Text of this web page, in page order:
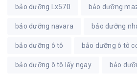
bảo dưỡng Lx570 bảo dưỡng
bảo dưỡng navara bảo dưỡng
bảo dưỡng ô tô bảo dưỡng ô tô
bảo dưỡng ô tô lấy ngay bảo